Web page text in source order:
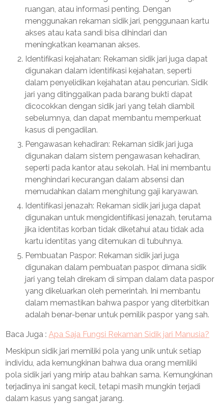
ruangan, atau informasi penting. Dengan
menggunakan rekaman sidik jari, penggunaan kartu
akses atau kata sandi bisa dihindari dan
meningkatkan keamanan akses.
Identifikasi kejahatan: Rekaman sidik jari juga dapat
digunakan dalam identifikasi kejahatan, seperti
dalam penyelidikan kejahatan atau pencurian. Sidik
jari yang ditinggalkan pada barang bukti dapat
dicocokkan dengan sidik jari yang telah diambil
sebelumnya, dan dapat membantu memperkuat
kasus di pengadilan.
Pengawasan kehadiran: Rekaman sidik jari juga
digunakan dalam sistem pengawasan kehadiran,
seperti pada kantor atau sekolah. Hal ini membantu
menghindari kecurangan dalam absensi dan
memudahkan dalam menghitung gaji karyawan.
Identifikasi jenazah: Rekaman sidik jari juga dapat
digunakan untuk mengidentifikasi jenazah, terutama
jika identitas korban tidak diketahui atau tidak ada
kartu identitas yang ditemukan di tubuhnya.
Pembuatan Paspor: Rekaman sidik jari juga
digunakan dalam pembuatan paspor, dimana sidik
jari yang telah direkam di simpan dalam data paspor
yang dikeluarkan oleh pemerintah. Ini membantu
dalam memastikan bahwa paspor yang diterbitkan
adalah benar-benar untuk pemilik paspor yang sah.
Baca Juga :Apa Saja Fungsi Rekaman Sidik jari Manusia?
Meskipun sidik jari memiliki pola yang unik untuk setiap
individu, ada kemungkinan bahwa dua orang memiliki
pola sidik jari yang mirip atau bahkan sama. Kemungkinan
terjadinya ini sangat kecil, tetapi masih mungkin terjadi
dalam kasus yang sangat jarang.